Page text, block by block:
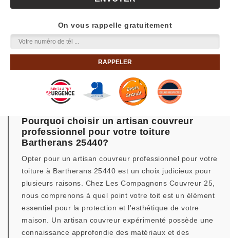
On vous rappelle gratuitement
Pourquoi choisir un artisan couvreur
professionnel pour votre toiture
Bartherans 25440?
Opter pour un artisan couvreur professionnel pour votre
toiture à Bartherans 25440 est un choix judicieux pour
plusieurs raisons. Chez Les Compagnons Couvreur 25,
nous comprenons à quel point votre toit est un élément
essentiel pour la protection et l'esthétique de votre
maison. Un artisan couvreur expérimenté possède une
connaissance approfondie des matériaux et des